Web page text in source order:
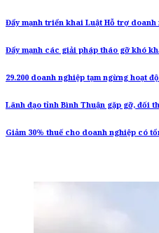
Đẩy mạnh triển khai Luật Hỗ trợ
Đẩy mạnh các giải pháp tháo gỡ khó
29.200 doanh nghiệp tạm ngừng hoạt
Lãnh đạo tỉnh Bình Thuận gặp gỡ, đối
Giảm 30% thuế cho doanh nghiệp có